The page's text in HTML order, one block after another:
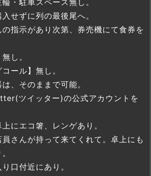
入せずに列の最後尾へ。
の指示があり次第、券売機にて食券を
し。
ール】無し。
、そのままで可能。
ツイッター)の公式アカウントを
上にエコ箸、レンゲあり。
員さんが持って来てくれて。卓上にも
口付近にあり。